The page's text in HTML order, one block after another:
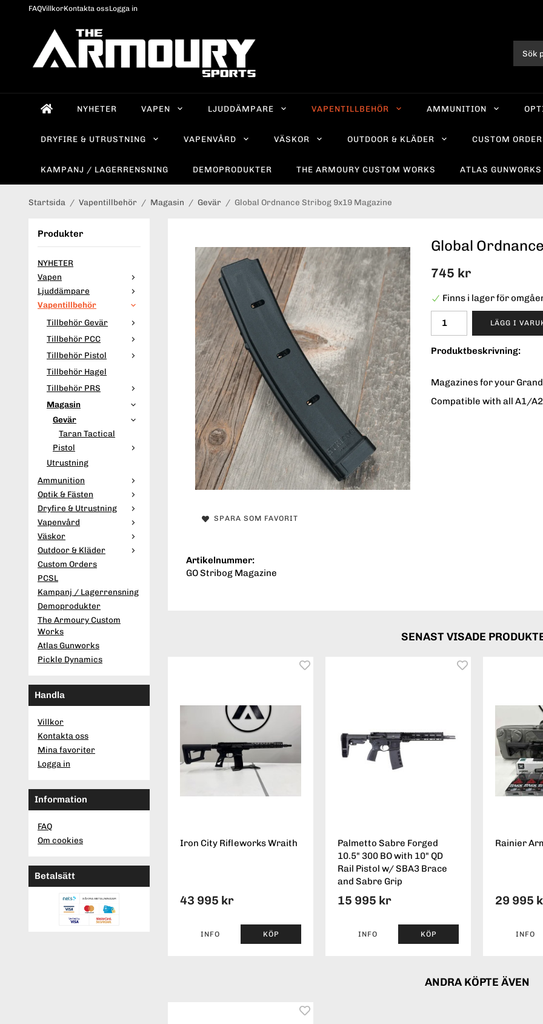
FAQVillkorKontakta ossLogga in
NYHETER VAPEN LJUDDÄMPARE VAPENTILLBEHÖR AMMUNITION
DRYFIRE & UTRUSTNING VAPENVÅRD VÄSKOR OUTDOOR & KLÄDER CUSTOM
KAMPANJ / LAGERRENSNING DEMOPRODUKTER THE ARMOURY CUSTOM WORKS ATLAS GUNWORKS
Startsida / Vapentillbehör / Magasin / Gevär / Global Ordnance Stribog 9x19 Magazine
Produkter
NYHETER
Vapen
Ljuddämpare
Vapentillbehör
Tillbehör Gevär
Tillbehör PCC
Tillbehör Pistol
Tillbehör Hagel
Tillbehör PRS
Magasin
Gevär
Taran Tactical
Pistol
Utrustning
Ammunition
Optik & Fästen
Dryfire & Utrustning
Vapenvård
Väskor
Outdoor & Kläder
Custom Orders
PCSL
Kampanj / Lagerrensning
Demoprodukter
The Armoury Custom
Works
Atlas Gunworks
Pickle Dynamics
Handla
Villkor
Kontakta oss
Mina favoriter
Logga in
Information
FAQ
Om cookies
Betalsätt
Global
745 kr
Finns i lager för
LÄGG I
Produktbeskrivning:
Magazines for your
Compatible with all A1/
SPARA SOM FAVORIT
Artikelnummer:
GO Stribog Magazine
SENAST VISADE
Iron City Rifleworks Wraith
43 995 kr
INFO KÖP
Palmetto Sabre Forged
10.5" 300 BO with 10" QD
Rail Pistol w/ SBA3 Brace
and Sabre Grip
15 995 kr
INFO KÖP
Rainier
29 995
INFO
ANDRA KÖPTE ÄVEN